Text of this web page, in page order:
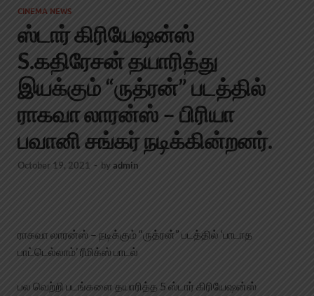
CINEMA NEWS
ஸ்டார் கிரியேஷன்ஸ்
S.கதிரேசன் தயாரித்து
இயக்கும் “ருத்ரன்” படத்தில்
ராகவா லாரன்ஸ் – பிரியா
பவானி சங்கர் நடிக்கின்றனர்.
October 19, 2021 - byadmin
ராகவா லாரன்ஸ் – நடிக்கும் “ருத்ரன்” படத்தில் ‘பாடாத
பாட்டெல்லாம்’ ரீமிக்ஸ் பாடல்
பல வெற்றி படங்களை தயாரித்த 5 ஸ்டார் கிரியேஷன்ஸ்